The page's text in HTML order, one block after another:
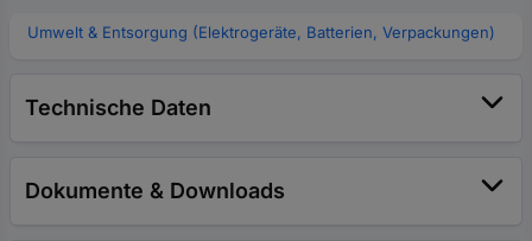
Umwelt & Entsorgung (Elektrogeräte, Batterien, Verpackungen)
Technische Daten
Dokumente & Downloads